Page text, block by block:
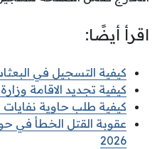
اقرأ أيضًا:
كيفية التسجيل في البعثات
كيفية تجديد الاقامة وزارة
كيفية طلب حاوية نفايات
عقوبة القتل الخطأ في
2026